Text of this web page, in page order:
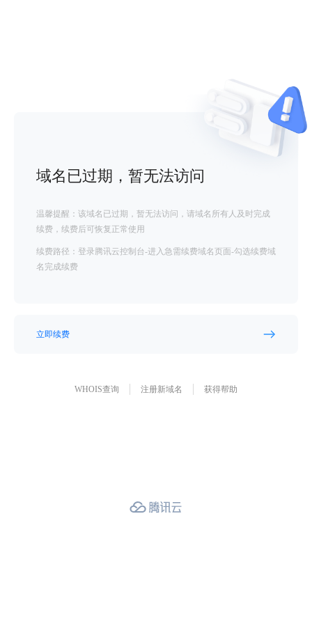
域名已过期，暂无法访问
温馨提醒：该域名已过期，暂无法访问，请域名所有人及时完成
续费，续费后可恢复正常使用
续费路径：登录腾讯云控制台-进入急需续费域名页面-勾选续费域
名完成续费
立即续费
WHOIS查询 注册新域名 获得帮助